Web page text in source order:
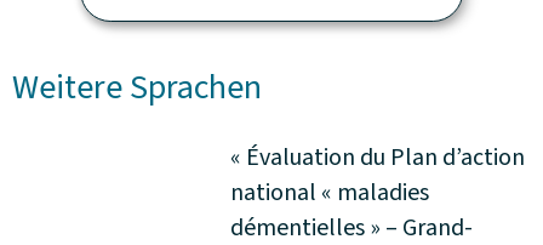
Weitere Sprachen
« Évaluation du Plan d’action
national « maladies
démentielles » – Grand-